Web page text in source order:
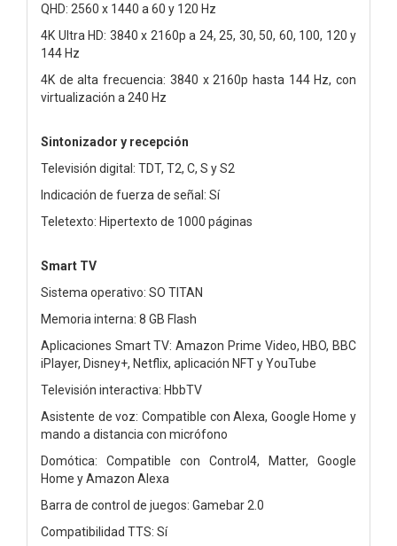
QHD: 2560 x 1440 a 60 y 120 Hz
4K Ultra HD: 3840 x 2160p a 24, 25, 30, 50, 60, 100, 120 y
144 Hz
4K de alta frecuencia: 3840 x 2160p hasta 144 Hz, con
virtualización a 240 Hz
Sintonizador y recepción
Televisión digital: TDT, T2, C, S y S2
Indicación de fuerza de señal: Sí
Teletexto: Hipertexto de 1000 páginas
Smart TV
Sistema operativo: SO TITAN
Memoria interna: 8 GB Flash
Aplicaciones Smart TV: Amazon Prime Video, HBO, BBC
iPlayer, Disney+, Netflix, aplicación NFT y YouTube
Televisión interactiva: HbbTV
Asistente de voz: Compatible con Alexa, Google Home y
mando a distancia con micrófono
Domótica: Compatible con Control4, Matter, Google
Home y Amazon Alexa
Barra de control de juegos: Gamebar 2.0
Compatibilidad TTS: Sí